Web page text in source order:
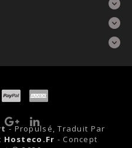
- Propulsé, Traduit Par
Hosteco.fr - Concept